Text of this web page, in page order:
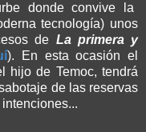
donde convive la
tecnología) unos
de La primera y
). En esta ocasión el
hijo de Temoc, tendrá
de las reservas